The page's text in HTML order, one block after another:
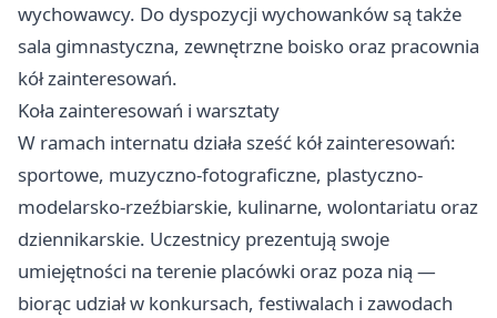
wychowawcy. Do dyspozycji wychowanków są także
sala gimnastyczna, zewnętrzne boisko oraz pracownia
kół zainteresowań.
Koła zainteresowań i warsztaty
W ramach internatu działa sześć kół zainteresowań:
sportowe, muzyczno-fotograficzne, plastyczno-
modelarsko-rzeźbiarskie, kulinarne, wolontariatu oraz
dziennikarskie. Uczestnicy prezentują swoje
umiejętności na terenie placówki oraz poza nią —
biorąc udział w konkursach, festiwalach i zawodach